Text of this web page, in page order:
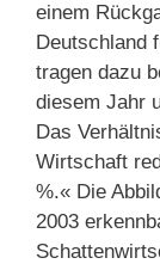
einem
Deutschland
tragen dazu
diesem Jahr
Das
Wirtschaft
%.« Die
2003